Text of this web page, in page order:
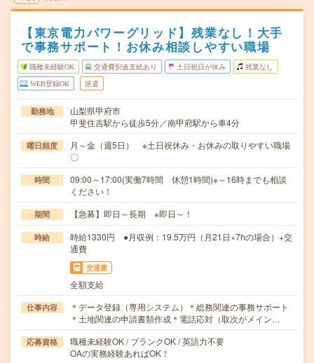
【東京電力パワーグリッド】残業なし！大手
で事務サポート！お休み相談しやすい職場
職種未経験OK 交通費別途支給あり 土日祝日が休み 残業なし
WEB登録OK 派遣
勤務地
山梨県甲府市
甲斐住吉駅から徒歩5分／南甲府駅から車4分
曜日頻度
月～金（週5日） ※土日祝休み・お休みの取りやすい職場
〇
時間
09:00～17:00(実働7時間 休憩1時間)※～16時までも相談
ください！
期間 【急募】即日～長期 ※即日～！
時給
時給1330円 ●月収例：19.5万円（月21日×7hの場合）+交
通費
交通費
全額支給
仕事内容
＊データ登録（専用システム）＊総務関連の事務サポート
＊土地関連の申請書類作成＊電話応対（取次がメイン…
応募資格
職種未経験OK / ブランクOK / 英語力不要
OAの実務経験あればOK！